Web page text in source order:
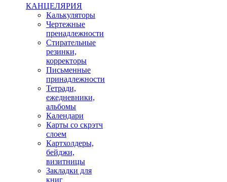
КАНЦЕЛЯРИЯ
Калькуляторы
Чертежные
пренадлежности
Стирательные
резинки,
корректоры
Письменные
принадлежности
Тетради,
ежедневники,
альбомы
Календари
Карты со скрэтч
слоем
Картхолдеры,
бейджи,
визитницы
Закладки для
книг